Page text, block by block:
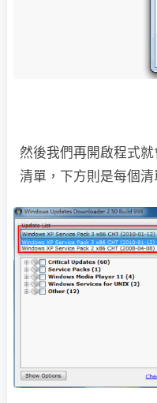
然後我們再開啟程式
清單，下方則是每個